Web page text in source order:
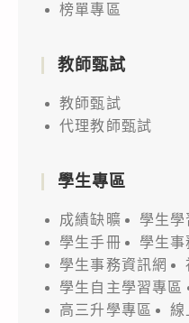
榜單專區
教師甄試
教師甄試
代理教師甄試
學生專區
成績缺曠
學生
學生手冊
學生
學生事務資訊網
學生自主學習專區
高三升學專區
線